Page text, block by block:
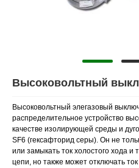
Высоковольтный
Высоковольтный элегазовый
распределительное устройство
качестве изолирующей среды и
SF6 (гексафторид серы). Он не
или замыкать ток холостого хода и
цепи, но также может отключать ток